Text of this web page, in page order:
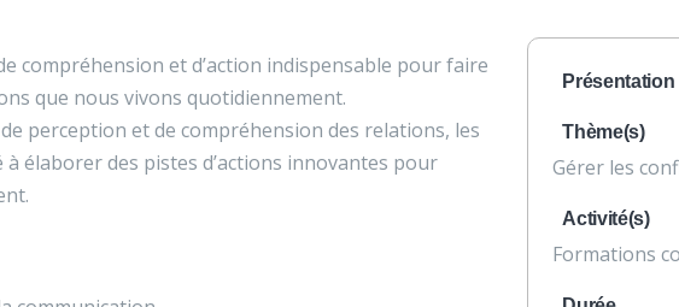
compréhension et d’action indispensable pour faire
que nous vivons quotidiennement.
perception et de compréhension des relations, les
élaborer des pistes d’actions innovantes pour
Présentation
Thème(s)
Gérer les
Activité(s)
Formations